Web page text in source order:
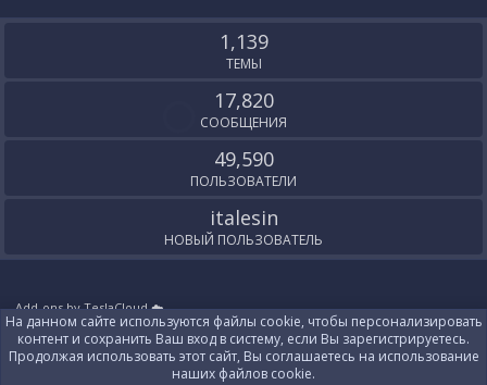
S
1,139
ТЕМЫ
17,820
СООБЩЕНИЯ
49,590
ПОЛЬЗОВАТЕЛИ
italesin
НОВЫЙ ПОЛЬЗОВАТЕЛЬ
Add-ons by TeslaCloud ☁️
Локализация отXenForo.Info
Контакты
На данном сайте используются файлы cookie, чтобы персонализировать
контент и сохранить Ваш вход в систему, если Вы зарегистрируетесь.
Продолжая использовать этот сайт, Вы соглашаетесь на использование
наших файлов cookie.